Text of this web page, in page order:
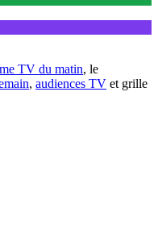
TV du matin, le
, audiences TV et grille